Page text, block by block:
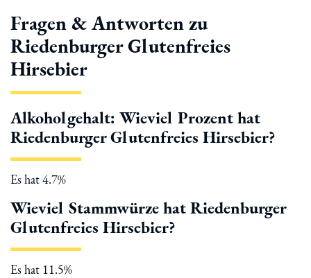
Fragen & Antworten zu
Riedenburger Glutenfreies
Hirsebier
Alkoholgehalt: Wieviel Prozent hat
Riedenburger Glutenfreies Hirsebier?
Es hat 4.7%
Wieviel Stammwürze hat Riedenburger
Glutenfreies Hirsebier?
Es hat 11.5%